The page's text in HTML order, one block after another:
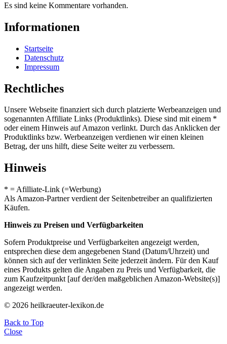
Es sind keine Kommentare vorhanden.
Informationen
Startseite
Datenschutz
Impressum
Rechtliches
Unsere Webseite finanziert sich durch platzierte Werbeanzeigen und
sogenannten Affiliate Links (Produktlinks). Diese sind mit einem *
oder einem Hinweis auf Amazon verlinkt. Durch das Anklicken der
Produktlinks bzw. Werbeanzeigen verdienen wir einen kleinen
Betrag, der uns hilft, diese Seite weiter zu verbessern.
Hinweis
* = Afilliate-Link (=Werbung)
Als Amazon-Partner verdient der Seitenbetreiber an qualifizierten
Käufen.
Hinweis zu Preisen und Verfügbarkeiten
Sofern Produktpreise und Verfügbarkeiten angezeigt werden,
entsprechen diese dem angegebenen Stand (Datum/Uhrzeit) und
können sich auf der verlinkten Seite jederzeit ändern. Für den Kauf
eines Produkts gelten die Angaben zu Preis und Verfügbarkeit, die
zum Kaufzeitpunkt [auf der/den maßgeblichen Amazon-Website(s)]
angezeigt werden.
© 2026 heilkraeuter-lexikon.de
Back to Top
Close